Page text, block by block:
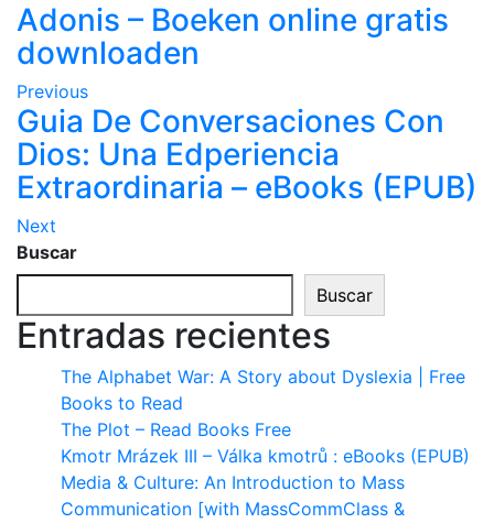
Adonis – Boeken online gratis
downloaden
Previous
Guia De Conversaciones Con
Dios: Una Edperiencia
Extraordinaria – eBooks (EPUB)
Next
Buscar
Buscar
Entradas recientes
The Alphabet War: A Story about Dyslexia | Free
Books to Read
The Plot – Read Books Free
Kmotr Mrázek III – Válka kmotrů : eBooks (EPUB)
Media & Culture: An Introduction to Mass
Communication [with MassCommClass &